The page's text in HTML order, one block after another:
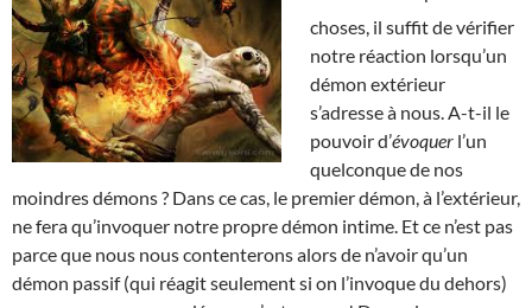
choses, il suffit de vérifier
notre réaction lorsqu’un
démon extérieur
s’adresse à nous. A-t-il le
pouvoir d’évoquer l’un
quelconque de nos
moindres démons ? Dans ce cas, le premier démon, à l’extérieur,
ne fera qu’invoquer notre propre démon intime. Et ce n’est pas
parce que nous nous contenterons alors de n’avoir qu’un
démon passif (qui réagit seulement si on l’invoque du dehors)